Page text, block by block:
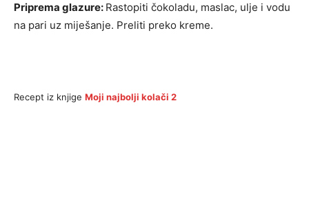
Priprema glazure: Rastopiti čokoladu, maslac, ulje i vodu
na pari uz miješanje. Preliti preko kreme.
Recept iz knjige Moji najbolji kolači 2